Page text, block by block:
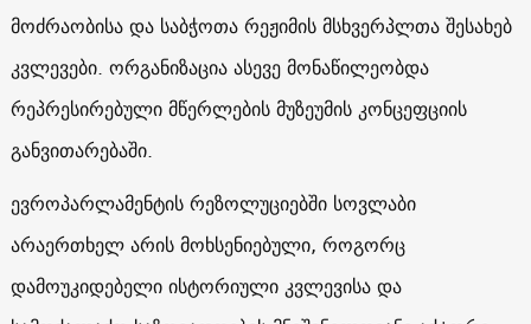
მოძრაობისა და საბჭოთა რეჟიმის მსხვერპლთა შესახებ
კვლევები. ორგანიზაცია ასევე მონაწილეობდა
რეპრესირებული მწერლების მუზეუმის კონცეფციის
განვითარებაში.
ევროპარლამენტის რეზოლუციებში სოვლაბი
არაერთხელ არის მოხსენიებული, როგორც
დამოუკიდებელი ისტორიული კვლევისა და